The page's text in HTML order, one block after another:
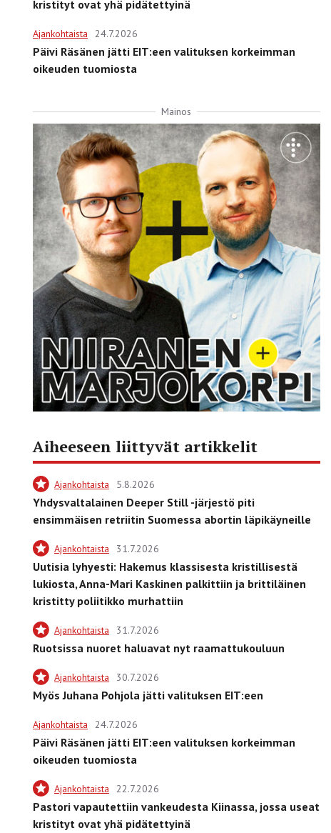
kristityt ovat yhä pidätettyinä
Ajankohtaista 24.7.2026
Päivi Räsänen jätti EIT:een valituksen korkeimman
oikeuden tuomiosta
Mainos
Aiheeseen liittyvät artikkelit
Ajankohtaista 5.8.2026
Yhdysvaltalainen Deeper Still -järjestö piti
ensimmäisen retriitin Suomessa abortin läpikäyneille
Ajankohtaista 31.7.2026
Uutisia lyhyesti: Hakemus klassisesta kristillisestä
lukiosta, Anna-Mari Kaskinen palkittiin ja brittiläinen
kristitty poliitikko murhattiin
Ajankohtaista 31.7.2026
Ruotsissa nuoret haluavat nyt raamattukouluun
Ajankohtaista 30.7.2026
Myös Juhana Pohjola jätti valituksen EIT:een
Ajankohtaista 24.7.2026
Päivi Räsänen jätti EIT:een valituksen korkeimman
oikeuden tuomiosta
Ajankohtaista 22.7.2026
Pastori vapautettiin vankeudesta Kiinassa, jossa useat
kristityt ovat yhä pidätettyinä